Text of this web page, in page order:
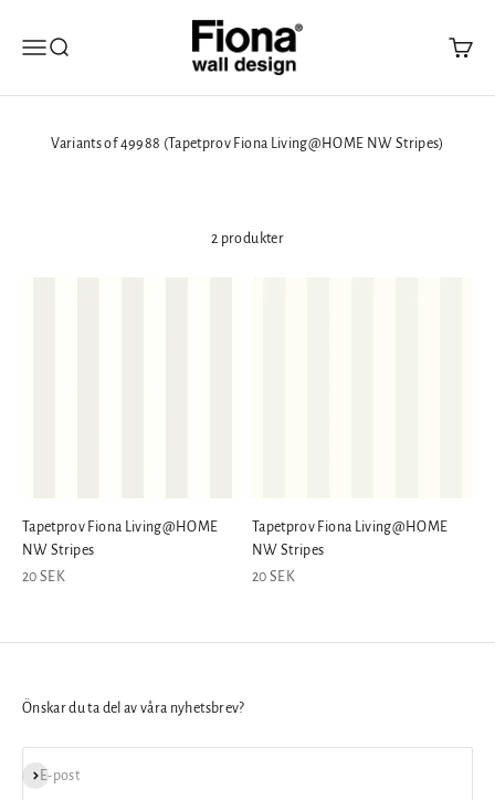
Öppna navigeringsmenyn
Öppna sök
Fiona Walldesign
Variants of 49988 (Tapetprov Fiona Living@HOME NW Stripes)
2 produkter
Tapetprov Fiona Living@HOME
NW Stripes
REA-pris
20 SEK
Tapetprov Fiona Living@HOME
NW Stripes
REA-pris
20 SEK
Önskar du ta del av våra nyhetsbrev?
E-post
Prenumerera